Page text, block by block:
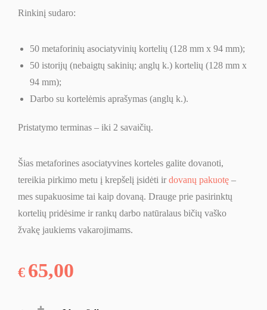
Rinkinį sudaro:
50 metaforinių asociatyvinių kortelių (128 mm x 94 mm);
50 istorijų (nebaigtų sakinių; anglų k.) kortelių (128 mm x
94 mm);
Darbo su kortelėmis aprašymas (anglų k.).
Pristatymo terminas – iki 2 savaičių.
Šias metaforines asociatyvines korteles galite dovanoti,
tereikia pirkimo metu į krepšelį įsidėti irdovanų pakuotę –
mes supakuosime tai kaip dovaną. Drauge prie pasirinktų
kortelių pridėsime ir rankų darbo natūralaus bičių vaško
žvakę jaukiems vakarojimams.
€ 65,00